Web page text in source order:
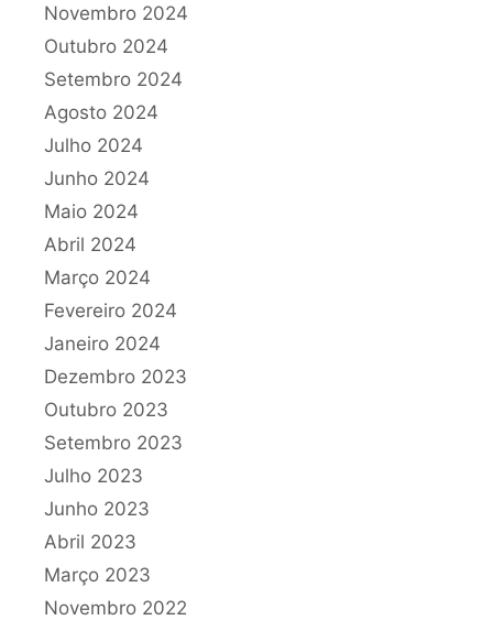
Novembro 2024
Outubro 2024
Setembro 2024
Agosto 2024
Julho 2024
Junho 2024
Maio 2024
Abril 2024
Março 2024
Fevereiro 2024
Janeiro 2024
Dezembro 2023
Outubro 2023
Setembro 2023
Julho 2023
Junho 2023
Abril 2023
Março 2023
Novembro 2022